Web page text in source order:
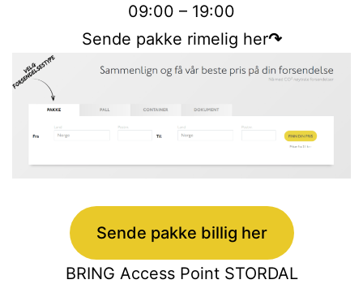
09:00 – 19:00
Sende pakke rimelig her↷
Sende pakke billig her
BRING Access Point STORDAL